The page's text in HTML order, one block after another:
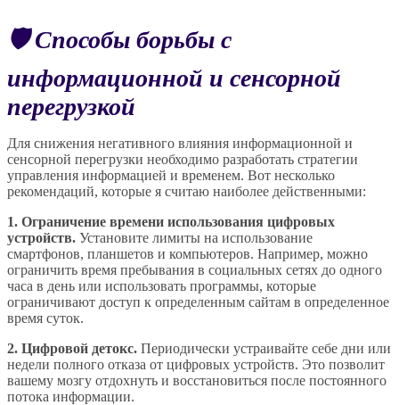
🛡️ Способы борьбы с
информационной и сенсорной
перегрузкой
Для снижения негативного влияния информационной и
сенсорной перегрузки необходимо разработать стратегии
управления информацией и временем. Вот несколько
рекомендаций, которые я считаю наиболее действенными:
1. Ограничение времени использования цифровых
устройств. Установите лимиты на использование
смартфонов, планшетов и компьютеров. Например, можно
ограничить время пребывания в социальных сетях до одного
часа в день или использовать программы, которые
ограничивают доступ к определенным сайтам в определенное
время суток.
2. Цифровой детокс. Периодически устраивайте себе дни или
недели полного отказа от цифровых устройств. Это позволит
вашему мозгу отдохнуть и восстановиться после постоянного
потока информации.